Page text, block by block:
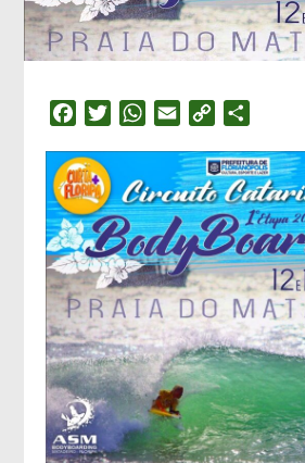
FacebookTwitterWhatsApp
Email Copy